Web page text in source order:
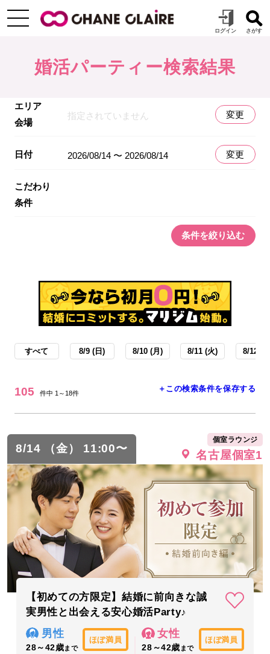
婚活パーティー検索結果
エリア
会場
指定されていません 変更
日付 2026/08/14 〜 2026/08/14 変更
こだわり
条件
条件を絞り込む
すべて 8/9 (日) 8/10 (月) 8/11 (火) 8/12 (
105 件中 1～18件 ＋この検索条件を保存する
8/14 （金） 11:00〜
個室ラウンジ
名古屋個室1
【初めての方限定】結婚に前向きな誠
実男性と出会える安心婚活Party♪
男性
28～42歳まで
ほぼ満員
女性
28～42歳 まで
ほぼ満員